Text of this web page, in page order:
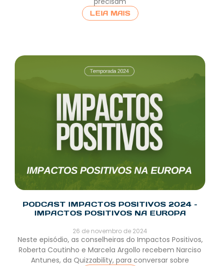
LEIA MAIS
PODCAST IMPACTOS POSITIVOS 2024 –
IMPACTOS POSITIVOS NA EUROPA
26 de novembro de 2024
Neste episódio, as conselheiras do Impactos Positivos,
Roberta Coutinho e Marcela Argollo recebem Narciso
Antunes, da Quizzability, para conversar sobre